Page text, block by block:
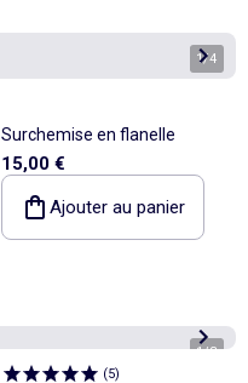
1/4
Surchemise en flanelle
15,00 €
Ajouter au panier
1/3
(5)